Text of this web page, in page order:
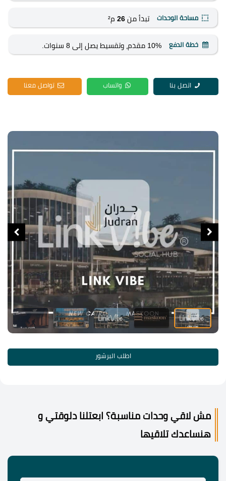
مساحة الوحدات تبدأ من 26م²
خطة الدفع 10% مقدم، وتقسيط يصل إلى 8 سنوات.
اتصل بنا واتساب تواصل معنا
اطلب البرشور
مش لاقي وحدات مناسبة؟ ابعتلنا دلوقتي و
هنساعدك تلاقيها